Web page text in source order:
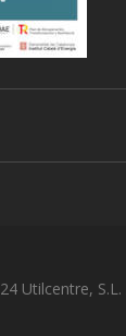
Utilcentre, S.L.